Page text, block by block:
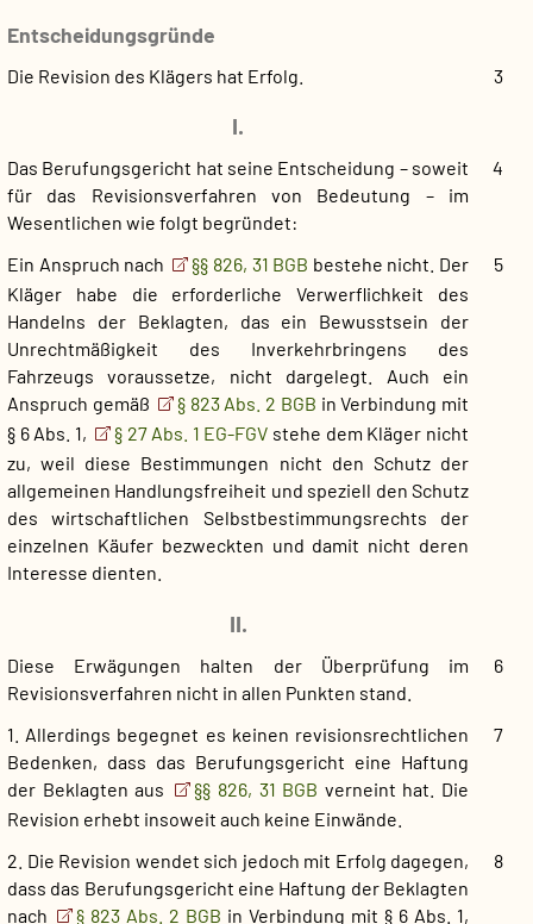
Entscheidungsgründe
3
Die Revision des Klägers hat Erfolg.
I.
4
Das Berufungsgericht hat seine Entscheidung – soweit
für das Revisionsverfahren von Bedeutung – im
Wesentlichen wie folgt begründet:
5
Ein Anspruch nach §§ 826, 31 BGB bestehe nicht. Der
Kläger habe die erforderliche Verwerflichkeit des
Handelns der Beklagten, das ein Bewusstsein der
Unrechtmäßigkeit des Inverkehrbringens des
Fahrzeugs voraussetze, nicht dargelegt. Auch ein
Anspruch gemäß
§ 823 Abs. 2 BGB in Verbindung mit
§ 6 Abs. 1,
§ 27 Abs. 1 EG-FGV stehe dem Kläger nicht
zu, weil diese Bestimmungen nicht den Schutz der
allgemeinen Handlungsfreiheit und speziell den Schutz
des wirtschaftlichen Selbstbestimmungsrechts der
einzelnen Käufer bezweckten und damit nicht deren
Interesse dienten.
II.
6
Diese Erwägungen halten der Überprüfung im
Revisionsverfahren nicht in allen Punkten stand.
7
1. Allerdings begegnet es keinen revisionsrechtlichen
Bedenken, dass das Berufungsgericht eine Haftung
der Beklagten aus
§§ 826, 31 BGB verneint hat. Die
Revision erhebt insoweit auch keine Einwände.
8
2. Die Revision wendet sich jedoch mit Erfolg dagegen,
dass das Berufungsgericht eine Haftung der Beklagten
nach
§ 823 Abs. 2 BGB in Verbindung mit § 6 Abs. 1,